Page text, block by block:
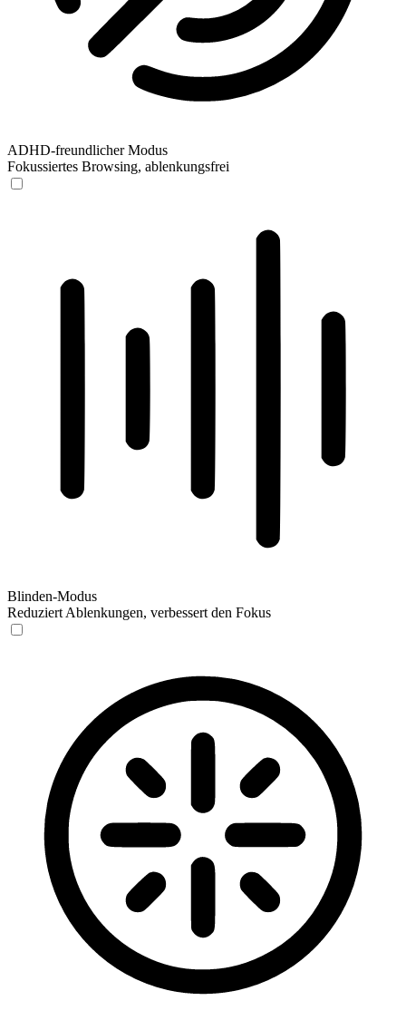
ADHD-freundlicher Modus
Fokussiertes Browsing, ablenkungsfrei
Blinden-Modus
Reduziert Ablenkungen, verbessert den Fokus